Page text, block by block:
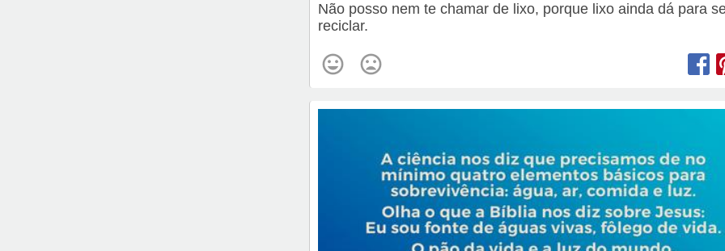
Não posso nem te chamar de lixo, porque lixo ainda dá para
reciclar.